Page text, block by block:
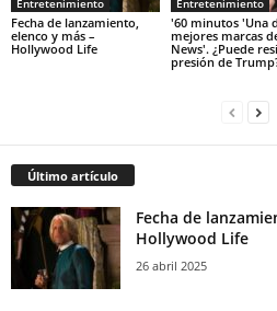
Entretenimiento
Fecha de lanzamiento,
elenco y más –
Hollywood Life
Entretenimiento
'60 minutos 'Una
mejores marcas
News'. ¿Puede
presión de
Último artículo
Fecha de
Hollywood Life
26 abril 2025